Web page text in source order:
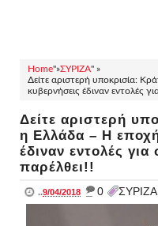
Home"»ΣΥΡΙΖΑ" »
Δείτε αριστερή υποκρισία:
κυβερνήσεις έδιναν εντολές
Δείτε αριστερή
η Ελλάδα – Η
έδιναν εντολές
παρέλθει!!
..9/04/2018 _ 0 ΣΥΡΙΖΑ,